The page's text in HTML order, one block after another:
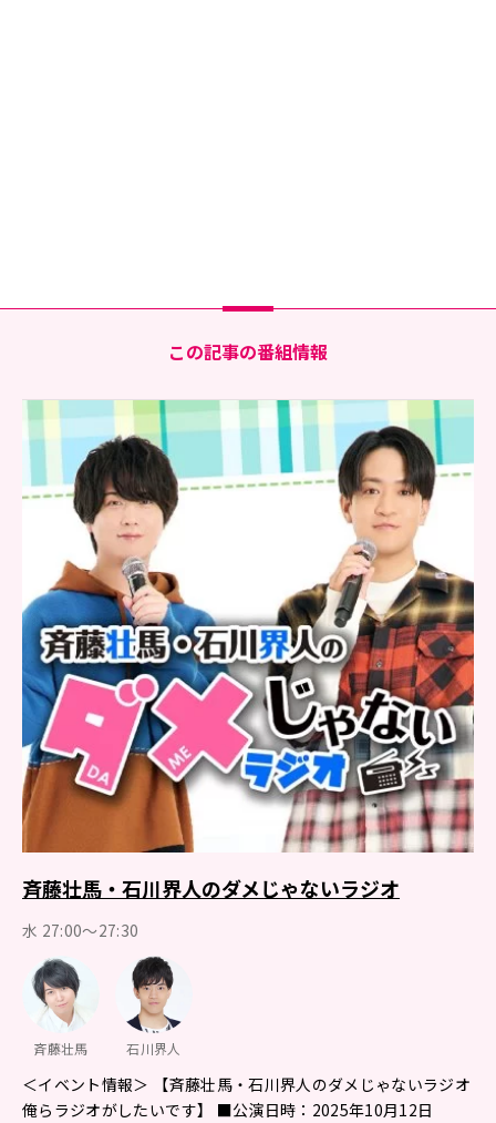
この記事の番組情報
斉藤壮馬・石川界人のダメじゃないラジオ
水 27:00～27:30
斉藤壮馬 石川界人
＜イベント情報＞ 【斉藤壮馬・石川界人のダメじゃないラジオ
俺らラジオがしたいです】 ■公演日時：2025年10月12日